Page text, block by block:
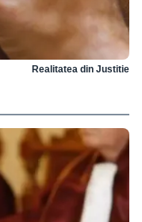
Realitatea din Justitie